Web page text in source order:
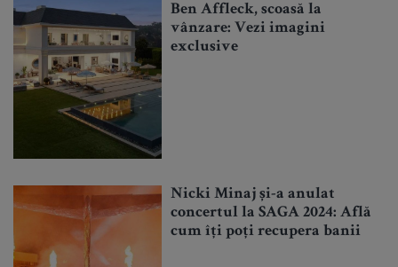
Ben Affleck, scoasă la
vânzare: Vezi imagini
exclusive
Nicki Minaj și-a anulat
concertul la SAGA 2024: Află
cum îți poți recupera banii